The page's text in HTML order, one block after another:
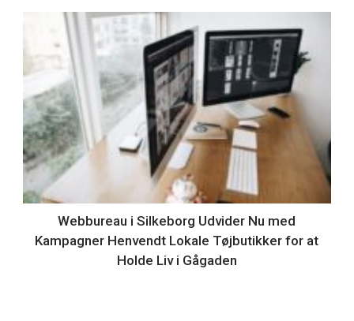
Webbureau i Silkeborg Udvider Nu med
Kampagner Henvendt Lokale Tøjbutikker for at
Holde Liv i Gågaden